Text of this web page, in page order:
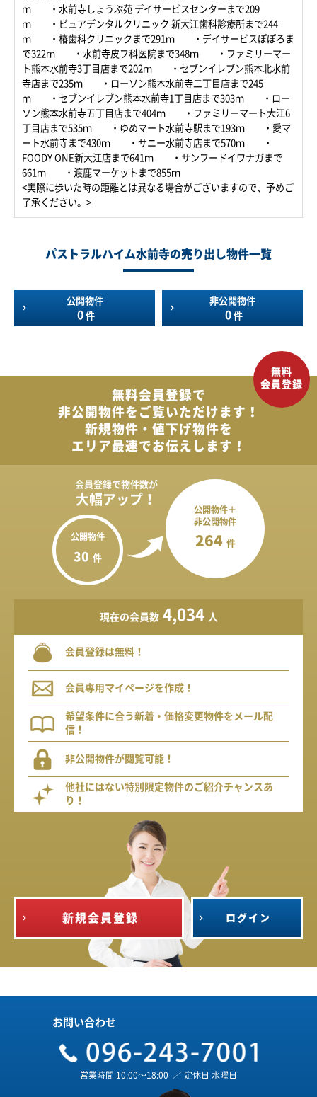
ｍ ・水前寺しょうぶ苑 デイサービスセンターまで209
ｍ ・ピュアデンタルクリニック 新大江歯科診療所まで244
ｍ ・椿歯科クリニックまで291ｍ ・デイサービスぽぽろま
で322ｍ ・水前寺皮フ科医院まで348ｍ ・ファミリーマー
ト熊本水前寺3丁目店まで202ｍ ・セブンイレブン熊本北水前
寺店まで235ｍ ・ローソン熊本水前寺二丁目店まで245
ｍ ・セブンイレブン熊本水前寺1丁目店まで303ｍ ・ロー
ソン熊本水前寺五丁目店まで404ｍ ・ファミリーマート大江6
丁目店まで535ｍ ・ゆめマート水前寺駅まで193ｍ ・愛マ
ート水前寺まで430ｍ ・サニー水前寺店まで570ｍ ・
FOODY ONE新大江店まで641ｍ ・サンフードイワナガまで
661ｍ ・渡鹿マーケットまで855ｍ
<実際に歩いた時の距離とは異なる場合がございますので、予めご
了承ください。>
パストラルハイム水前寺の売り出し物件一覧
公開物件
0 件
非公開物件
0 件
無料会員登録で
非公開物件を ご覧いただけます！
新規物件・値下げ物件を
エリア最速でお伝えします！
会員登録で物件数が
大幅アップ！
公開物件
30 件
公開物件＋
非公開物件
264 件
現在の会員数 4,034 人
会員登録は無料！
会員専用マイページを作成！
希望条件に合う新着・価格変更物件をメール配
信！
非公開物件が閲覧可能！
他社にはない特別限定物件のご紹介チャンスあ
り！
新規会員登録 ログイン
お問い合わせ
営業時間 10:00～18:00 ／ 定休日 水曜日